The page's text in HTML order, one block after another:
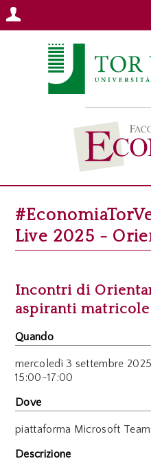
Live 2025 -
Incontri di
aspiranti matricole
Quando
mercoledì3 settembre
15:00-17:00
Dove
piattaforma Microsoft
Descrizione